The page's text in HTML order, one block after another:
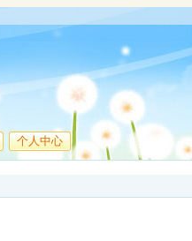
个人中心